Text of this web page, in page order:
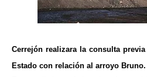
Cerrejón realizara la consulta
Estado con relación al arroyo Bruno.